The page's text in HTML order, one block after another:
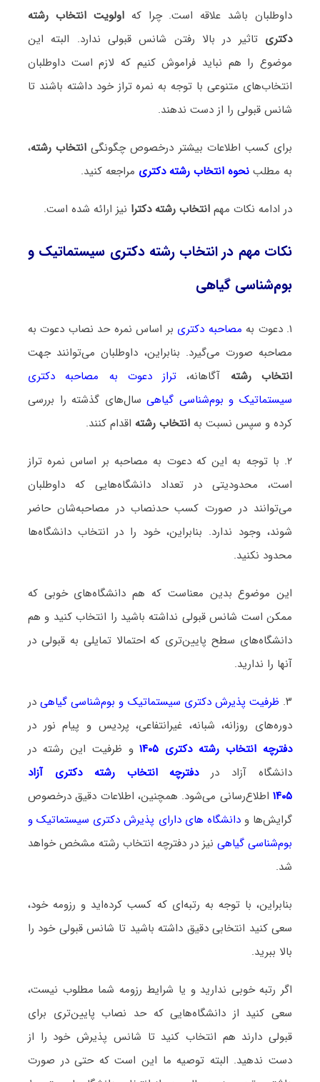
داوطلبان باشد علاقه است. چرا کهاولویت انتخاب رشته
دکتری تاثیر در بالا رفتن شانس قبولی ندارد. البته این
موضوع را هم نباید فراموش کنیم که لازم است داوطلبان
انتخاب‌های متنوعی با توجه به نمره تراز خود داشته باشند تا
شانس قبولی را از دست ندهند.
برای کسب اطلاعات بیشتر درخصوص چگونگی انتخاب رشته،
به مطلب نحوه انتخاب رشته دکتری مراجعه کنید.
در ادامه نکات مهم انتخاب رشته دکترا نیز ارائه شده است.
نکات مهم در انتخاب رشته دکتری سیستماتیک و
بو‌‌م‌شناسی گیاهی
۱. دعوت به مصاحبه دکتری بر اساس نمره حد نصاب دعوت به
مصاحبه صورت می‌گیرد. بنابراین، داوطلبان می‌توانند جهت
انتخاب رشته آگاهانه، تراز دعوت به مصاحبه دکتری
سیستماتیک و بو‌‌م‌شناسی گیاهیسال‌های گذشته را بررسی
کرده و سپس نسبت به انتخاب رشته اقدام کنند.
۲. با توجه به این که دعوت به مصاحبه بر اساس نمره تراز
است، محدودیتی در تعداد دانشگاه‌هایی که داوطلبان
می‌توانند در صورت کسب حدنصاب در مصاحبه‌شان حاضر
شوند، وجود ندارد. بنابراین، خود را در انتخاب دانشگاه‌ها
محدود نکنید.
این موضوع بدین معناست که هم دانشگاه‌های خوبی که
ممکن است شانس قبولی نداشته باشید را انتخاب کنید و هم
دانشگاه‌های سطح پایین‌تری که احتمالا تمایلی به قبولی در
آنها را ندارید.
۳. ظرفیت پذیرش دکتری سیستماتیک و بو‌‌م‌شناسی گیاهی در
دوره‌های روزانه، شبانه، غیرانتفاعی، پردیس و پیام نور در
دفترچه انتخاب رشته دکتری ۱۴۰۵
و ظرفیت این رشته در
دانشگاه آزاد دردفترچه انتخاب رشته دکتری آزاد
۱۴۰۵ اطلاع‌رسانی می‌شود. همچنین، اطلاعات دقیق درخصوص
گرایش‌ها ودانشگاه‌ های دارای پذیرش دکتری سیستماتیک و
بو‌‌م‌شناسی گیاهینیز در دفترچه انتخاب رشته مشخص خواهد
شد.
بنابراین، با توجه به رتبه‌ای که کسب کرده‌اید و رزومه خود،
سعی کنید انتخابی دقیق داشته باشید تا شانس قبولی خود را
بالا ببرید.
اگر رتبه خوبی ندارید و یا شرایط رزومه شما مطلوب نیست،
سعی کنید از دانشگاه‌هایی که حد نصاب پایین‌تری برای
قبولی دارند هم انتخاب کنید تا شانس پذیرش خود را از
دست ندهید. البته توصیه ما این است که حتی در صورت